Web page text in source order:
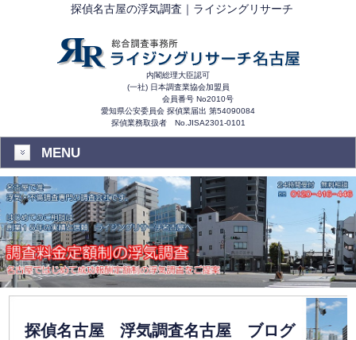
探偵名古屋の浮気調査｜ライジングリサーチ
内閣総理大臣認可
(一社) 日本調査業協会加盟員
会員番号 No2010号
愛知県公安委員会 探偵業届出 第54090084
探偵業務取扱者 No.JISA2301-0101
MENU
探偵名古屋 浮気調査名古屋 ブログ